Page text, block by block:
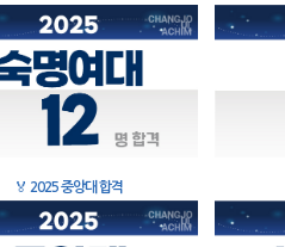
🏅 2025 중앙대 합격